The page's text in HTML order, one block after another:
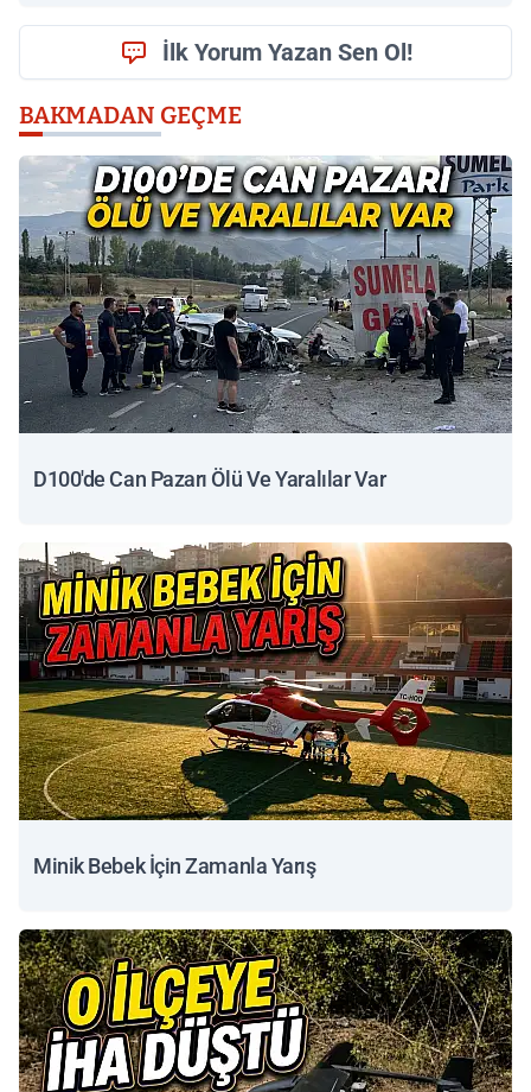
İlk Yorum Yazan Sen Ol!
BAKMADAN GEÇME
D100'de Can Pazarı Ölü Ve Yaralılar Var
Minik Bebek İçin Zamanla Yarış